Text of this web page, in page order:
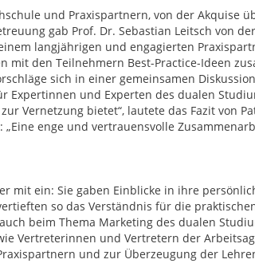
und Praxispartnern, von der Akquise
gab Prof. Dr. Sebastian Leitsch von
langjährigen und engagierten
den Teilnehmern Best-Practice-Ideen
sich in einer gemeinsamen
Expertinnen und Experten des dualen
Vernetzung bietet“, lautete das Fazit von
enge und vertrauensvolle
mit ein: Sie gaben Einblicke in ihre
so das Verständnis für die
beim Thema Marketing des dualen
Vertreterinnen und Vertretern der
und zur Überzeugung der